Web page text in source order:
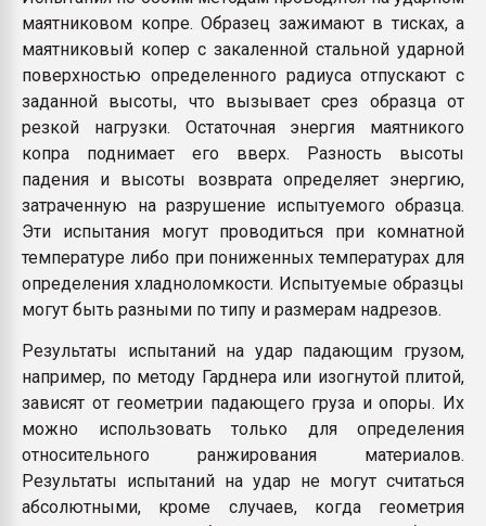
маятниковом копре. Образец зажимают в тисках, а
маятниковый копер с закаленной стальной ударной
поверхностью определенного радиуса отпускают с
заданной высоты, что вызывает срез образца от
резкой нагрузки. Остаточная энергия маятникого
копра поднимает его вверх. Разность высоты
падения и высоты возврата определяет энергию,
затраченную на разрушение испытуемого образца.
Эти испытания могут проводиться при комнатной
температуре либо при пониженных температурах для
определения хладноломкости. Испытуемые образцы
могут быть разными по типу и размерам надрезов.
Результаты испытаний на удар падающим грузом,
например, по методу Гарднера или изогнутой плитой,
зависят от геометрии падающего груза и опоры. Их
можно использовать только для определения
относительного ранжирования материалов.
Результаты испытаний на удар не могут считаться
абсолютными, кроме случаев, когда геометрия